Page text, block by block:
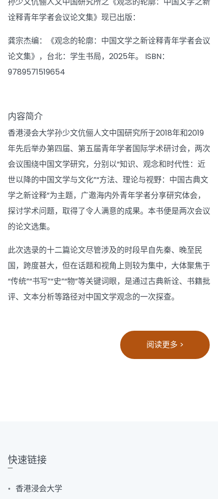
诠释青年学者会议论文集》现已出版：
龚宗杰编：《观念的轮廓：中国文学之新诠释青年学者会议
论文集》，台北：学生书局，2025年。 ISBN：
9789571519654
内容简介
香港浸会大学孙少文伉俪人文中国研究所于2018年和2019
年先后举办第四届、第五届青年学者国际学术研讨会，两次
会议围绕中国文学研究，分别以“知识、观念和时代性：近
世以降的中国文学与文化”“方法、理论与视野：中国古典文
学之新诠释”为主题，广邀海内外青年学者分享研究体会，
探讨学术问题，取得了令人满意的成果。本书便是两次会议
的论文选集。
此次选录的十二篇论文尽管涉及的时段早自先秦、晚至民
国，跨度甚大，但在话题和视角上则较为集中，大体聚焦于
“传统”“书写”“史”“物”等关键词眼，是通过古典新诠、书籍批
评、文本分析等路径对中国文学观念的一次探查。
阅读更多 >
快速链接
香港浸会大学